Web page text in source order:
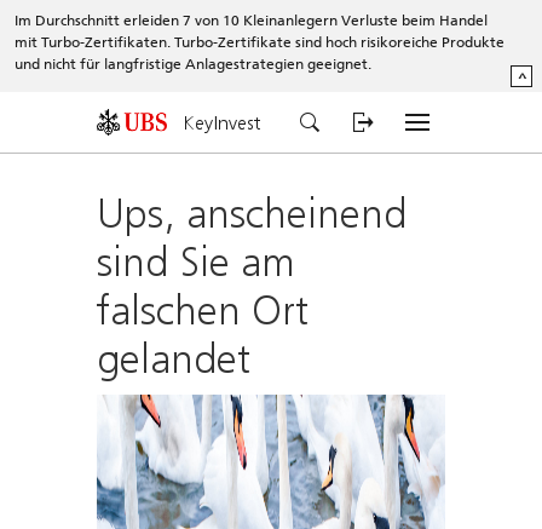
Im Durchschnitt erleiden 7 von 10 Kleinanlegern Verluste beim Handel
mit Turbo-Zertifikaten. Turbo-Zertifikate sind hoch risikoreiche Produkte
und nicht für langfristige Anlagestrategien geeignet.
^
KeyInvest
Ups, anscheinend
sind Sie am
falschen Ort
gelandet